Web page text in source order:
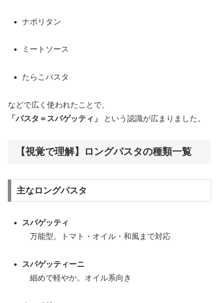
ナポリタン
ミートソース
たらこパスタ
などで広く使われたことで、
「パスタ＝スパゲッティ」
という認識が広まりました。
【視覚で理解】ロングパスタの種類一覧
主なロングパスタ
スパゲッティ
万能型。トマト・オイル・和風まで対応
スパゲッティーニ
細めで軽やか。オイル系向き